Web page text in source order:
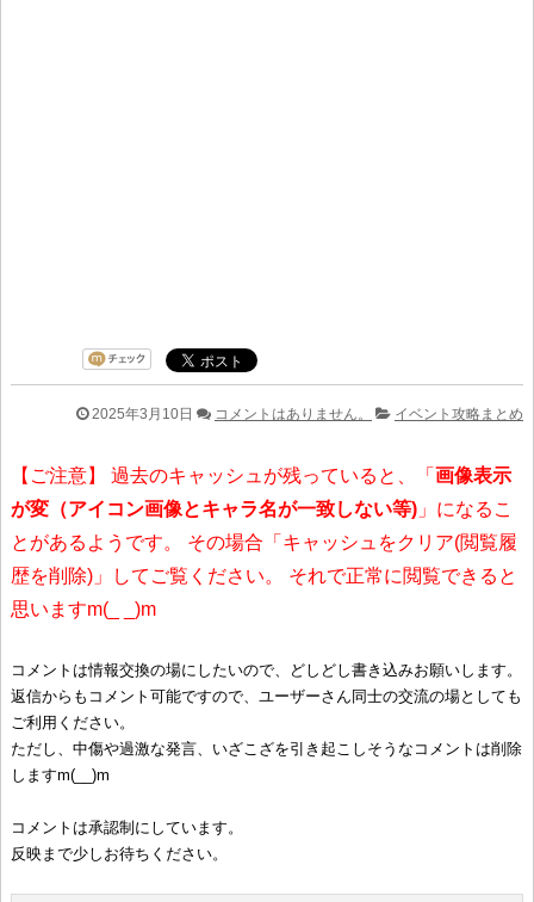
2025年3月10日 コメントはありません。 イベント攻略まとめ
【ご注意】 過去のキャッシュが残っていると、「 画像表示
が変（アイコン画像とキャラ名が一致しない等) 」になるこ
とがあるようです。 その場合「キャッシュをクリア(閲覧履
歴を削除)」してご覧ください。 それで正常に閲覧できると
思いますm(_ _)m
コメントは情報交換の場にしたいので、どしどし書き込みお願いします。
返信からもコメント可能ですので、ユーザーさん同士の交流の場としても
ご利用ください。
ただし、中傷や過激な発言、いざこざを引き起こしそうなコメントは削除
しますm(__)m
コメントは承認制にしています。
反映まで少しお待ちください。